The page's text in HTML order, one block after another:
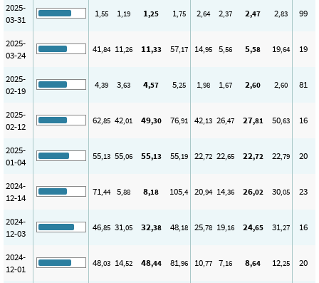
2025-
03-31
1,55 1,19 1,25 1,75 2,64 2,37 2,47 2,83 99
2025-
03-24
41,84 11,26 11,33 57,17 14,95 5,56 5,58 19,64 19
2025-
02-19
4,39 3,63 4,57 5,25 1,98 1,67 2,60 2,60 81
2025-
02-12
62,85 42,01 49,30 76,91 42,13 26,47 27,81 50,63 16
2025-
01-04
55,13 55,06 55,13 55,19 22,72 22,65 22,72 22,79 20
2024-
12-14
71,44 5,88 8,18 105,4 20,94 14,36 26,02 30,05 23
2024-
12-03
46,85 31,05 32,38 48,18 25,78 19,16 24,65 31,27 16
2024-
12-01
48,03 14,52 48,44 81,96 10,77 7,16 8,64 12,25 20